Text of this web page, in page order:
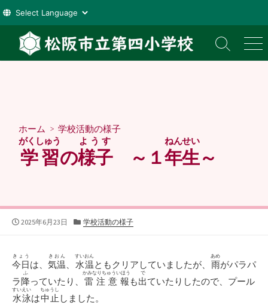
テ
検
索
メ
ニ
ホーム > 学校活動の様子
学習
がくしゅう
の様子
ようす
～１年生
ねんせい
～
公
2025年6月23日
カ
リ
ー
学校活動の様子
今日
きょう
は、 気温
きおん
、 水温
すいおん
ともクリアしていましたが、 雨
あめ
がパラパ
ラ降
ふ
っていたり、 雷注意報
かみなりちゅういほう
も出
で
ていたりしたので、プール
水泳
すいえい
は中止
ちゅうし
しました。